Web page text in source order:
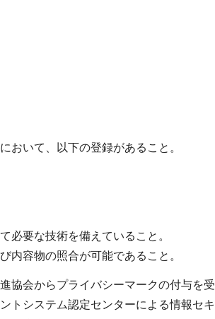
いて、以下の登録があること。
要な技術を備えていること。
容物の照合が可能であること。
会からプライバシーマークの付与を受
トシステム認定センターによる情報セ